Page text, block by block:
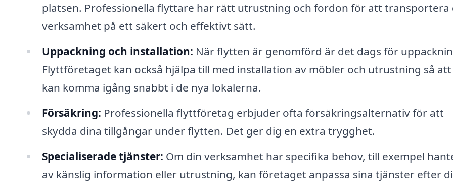
platsen. Professionella flyttare har rätt utrustning och fordon för att transportera
verksamhet på ett säkert och effektivt sätt.
Uppackning och installation: När flytten är genomförd är det dags för
Flyttföretaget kan också hjälpa till med installation av möbler och utrustning så
kan komma igång snabbt i de nya lokalerna.
Försäkring: Professionella flyttföretag erbjuder ofta försäkringsalternativ för att
skydda dina tillgångar under flytten. Det ger dig en extra trygghet.
Specialiserade tjänster: Om din verksamhet har specifika behov, till exempel
av känslig information eller utrustning, kan företaget anpassa sina tjänster efter